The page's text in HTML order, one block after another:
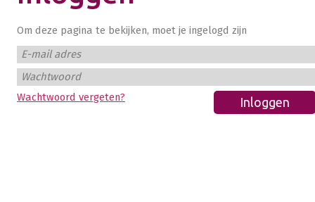
Om deze pagina te bekijken, moet je ingelogd zijn
E-mail adres
Wachtwoord
Wachtwoord vergeten?